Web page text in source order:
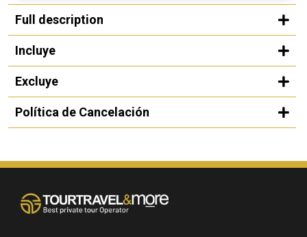
Full description
Incluye
Excluye
Política de Cancelación